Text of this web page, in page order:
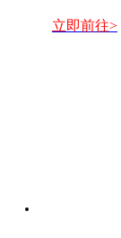
立即前往>